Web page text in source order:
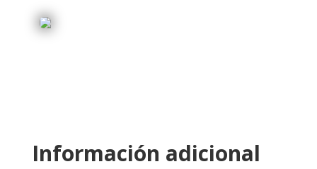
Información adicional